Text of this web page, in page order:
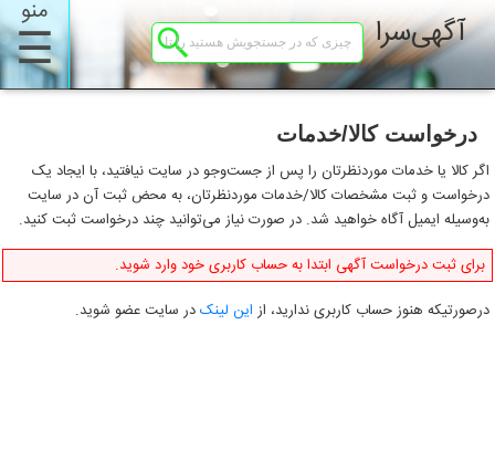
منو
☰ آگهی‌سرا
درخواست کالا/خدمات
اگر کالا یا خدمات موردنظرتان را پس از جست‌وجو در سایت نیافتید، با ایجاد یک
درخواست و ثبت مشخصات کالا/خدمات موردنظرتان، به محض ثبت آن در سایت
به‌وسیله ایمیل آگاه خواهید شد. در صورت نیاز می‌توانید چند درخواست ثبت کنید.
برای ثبت درخواست آگهی ابتدا به حساب کاربری خود وارد شوید.
درصورتیکه هنوز حساب کاربری ندارید، از این لینکدر سایت عضو شوید.